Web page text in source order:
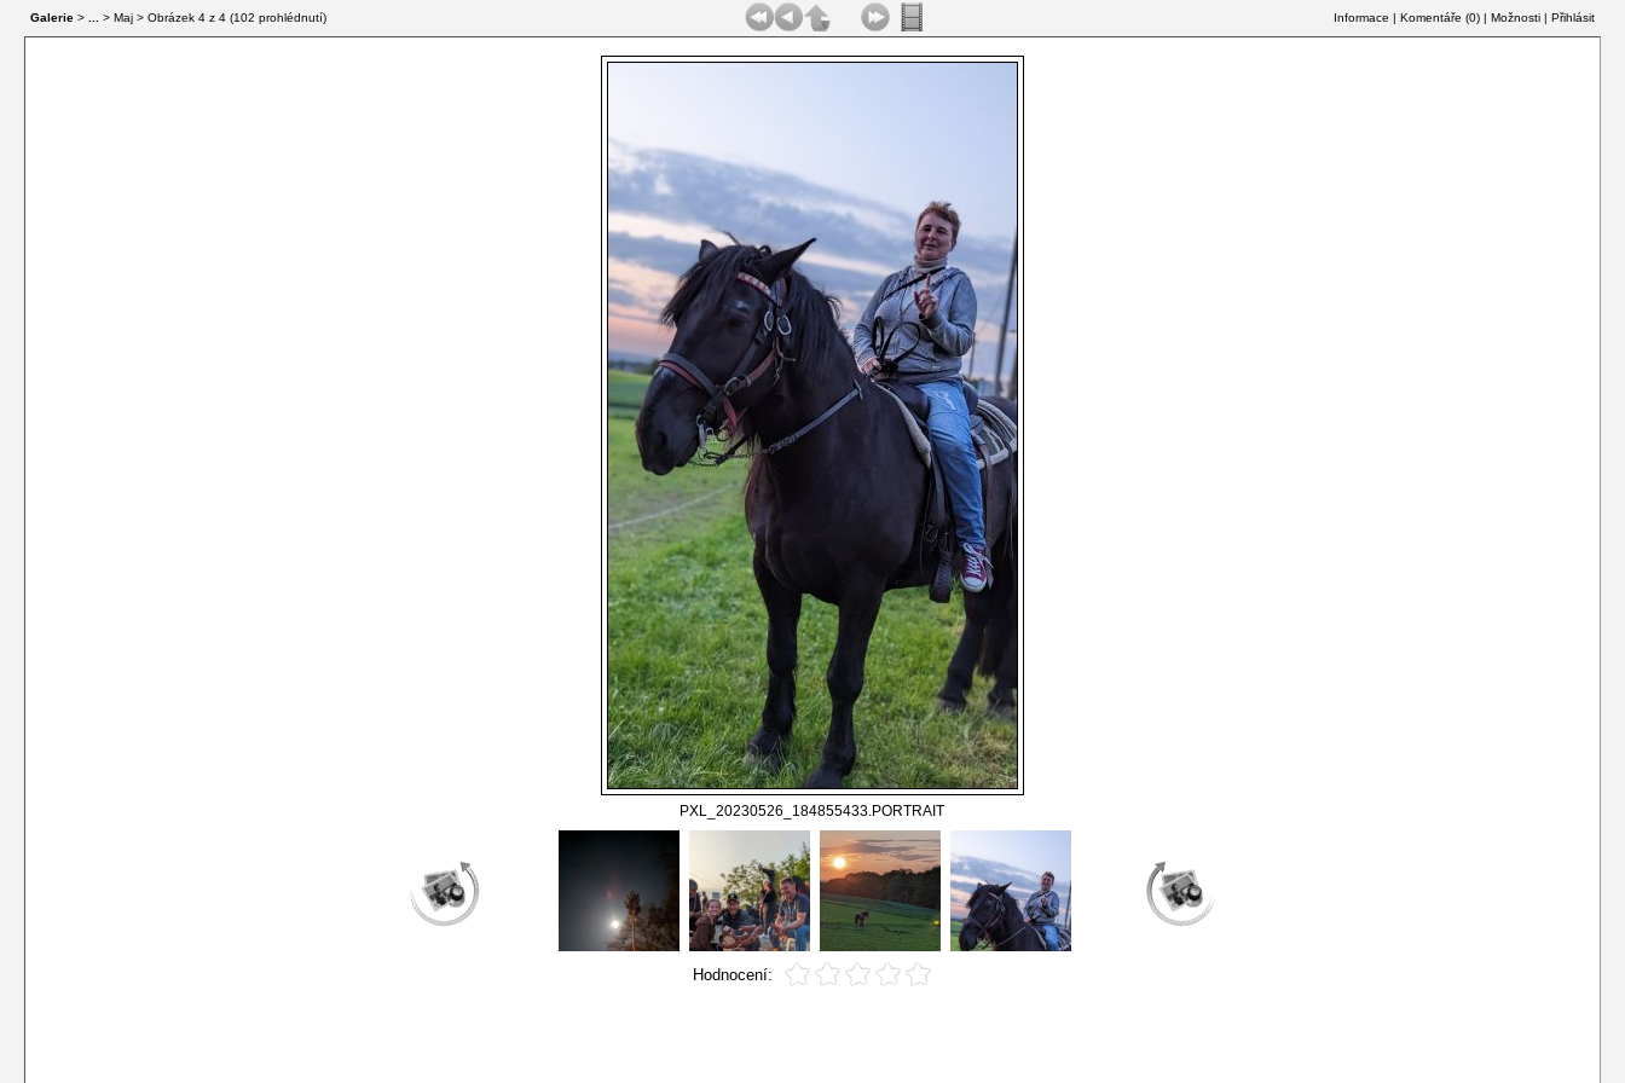
Galerie > > Maj > Obrázek 4 z 4 (102 prohlédnutí) Informace | Komentáře (0) | Možnosti | Přihlásit
PXL_20230526_184855433.PORTRAIT
Hodnocení: